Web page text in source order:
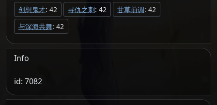
创想鬼才: 42 寻仇之刺: 42 甘草前调: 42
与深海共舞: 42
Info
id: 7082